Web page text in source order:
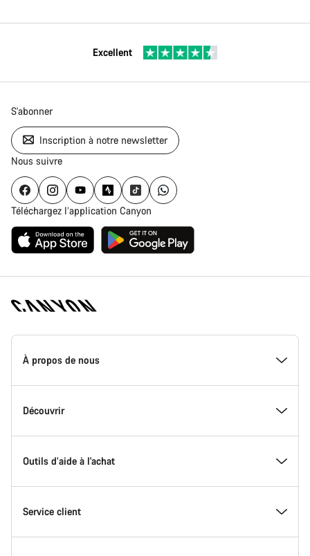
Excellent
S'abonner
Inscription à notre newsletter
Nous suivre
Téléchargez l’application Canyon
Page
d'accueil
Canyon
-
Canyon
À propos de nous
Inside Canyon
L'innovation chez Canyon
Canyon Factory Racing
Découvrir
Evénements
Trouver les emplacements Canyon
Outils d’aide à l'achat
Trouvez votre Modèle
Service client